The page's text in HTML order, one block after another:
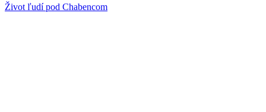
Život ľudí pod Chabencom